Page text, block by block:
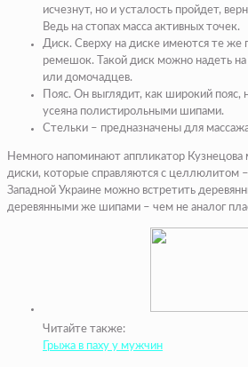
исчезнут, но и усталость пройдет,
Ведь на стопах масса активных точек.
Диск. Сверху на диске имеются те же
ремешок. Такой диск можно надеть на
или домочадцев.
Пояс. Он выглядит, как широкий пояс,
усеяна полистирольными шипами.
Стельки – предназначены для
Немного напоминают аппликатор
диски, которые справляются с целлюлитом
Западной Украине можно встретить
деревянными же шипами – чем не аналог
Читайте также:
Грыжа в паху у мужчин